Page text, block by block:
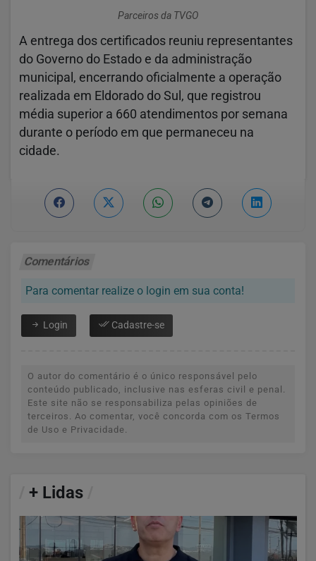
Parceiros da TVGO
A entrega dos certificados reuniu representantes
do Governo do Estado e da administração
municipal, encerrando oficialmente a operação
realizada em Eldorado do Sul, que registrou
média superior a 660 atendimentos por semana
durante o período em que permaneceu na
cidade.
Comentários
Para comentar realize o login em sua conta!
Login Cadastre-se
O autor do comentário é o único responsável pelo
conteúdo publicado, inclusive nas esferas civil e penal.
Este site não se responsabiliza pelas opiniões de
terceiros. Ao comentar, você concorda com os Termos
de Uso e Privacidade.
+ Lidas